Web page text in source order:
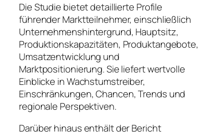
Die Studie bietet detaillierte Profile
führender Marktteilnehmer, einschließlich
Unternehmenshintergrund, Hauptsitz,
Produktionskapazitäten, Produktangebote,
Umsatzentwicklung und
Marktpositionierung. Sie liefert wertvolle
Einblicke in Wachstumstreiber,
Einschränkungen, Chancen, Trends und
regionale Perspektiven.
Darüber hinaus enthält der Bericht